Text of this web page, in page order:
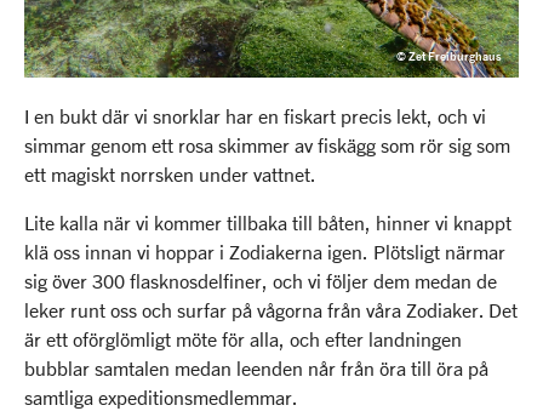
I en bukt där vi snorklar har en fiskart precis lekt, och vi
simmar genom ett rosa skimmer av fiskägg som rör sig som
ett magiskt norrsken under vattnet.
Lite kalla när vi kommer tillbaka till båten, hinner vi knappt
klä oss innan vi hoppar i Zodiakerna igen. Plötsligt närmar
sig över 300 flasknosdelfiner, och vi följer dem medan de
leker runt oss och surfar på vågorna från våra Zodiaker. Det
är ett oförglömligt möte för alla, och efter landningen
bubblar samtalen medan leenden når från öra till öra på
samtliga expeditionsmedlemmar.
© Zet Freiburghaus